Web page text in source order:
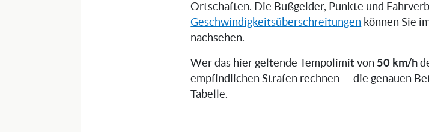
Ortschaften. Die Bußgelder, Punkte und
Geschwindigkeitsüberschreitungen können Sie
nachsehen.
Wer das hier geltende Tempolimit von50 km/h
empfindlichen Strafen rechnen — die genauen
Tabelle.